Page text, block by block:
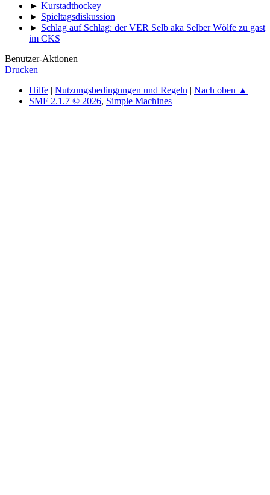
► Kurstadthockey
► Spieltagsdiskussion
► Schlag auf Schlag: der VER Selb aka Selber Wölfe zu gast
im CKS
Benutzer-Aktionen
Drucken
Hilfe
Nutzungsbedingungen und Regeln
Nach oben ▲
SMF 2.1.7 © 2026, Simple Machines